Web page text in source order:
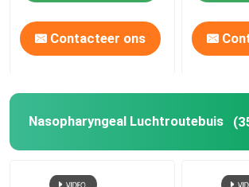
De Manometer van de manchetdruk
Zuig katheter
Videointubatieapparaten
Contacteer ons
Nasopharyngeal Luchtroutebuis